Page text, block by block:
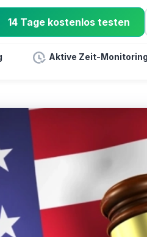
14 Tage kostenlos testen
Aktive Zeit-Monitoring